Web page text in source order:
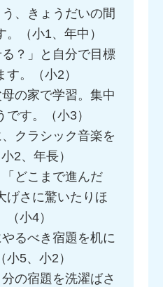
、きょうだいの間
（小1、年中）
？」と自分で目標
。（小2）
の家で学習。集中
す。（小3）
クラシック音楽を
2、年長）
どこまで進んだ
げさに驚いたりほ
小4）
るべき宿題を机に
5、小2）
の宿題を洗濯ばさ